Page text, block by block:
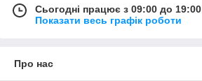
Сьогодні працює з 09:00 до 19:00
Показати весь графік роботи
Про нас